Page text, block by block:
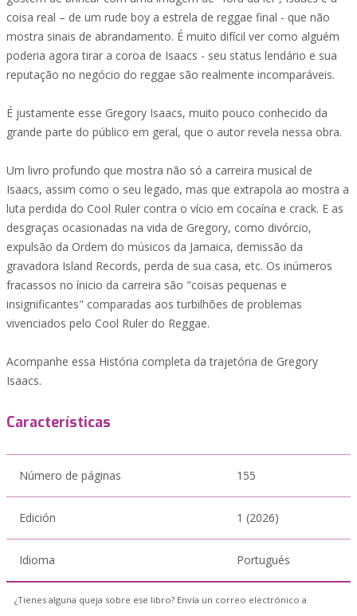
coisa real – de um rude boy a estrela de reggae final - que não
mostra sinais de abrandamento. É muito difícil ver como alguém
poderia agora tirar a coroa de Isaacs - seu status lendário e sua
reputação no negócio do reggae são realmente incomparáveis.
É justamente esse Gregory Isaacs, muito pouco conhecido da
grande parte do público em geral, que o autor revela nessa obra.
Um livro profundo que mostra não só a carreira musical de
Isaacs, assim como o seu legado, mas que extrapola ao mostra a
luta perdida do Cool Ruler contra o vício em cocaína e crack. E as
desgraças ocasionadas na vida de Gregory, como divórcio,
expulsão da Ordem do músicos da Jamaica, demissão da
gravadora Island Records, perda de sua casa, etc. Os inúmeros
fracassos no ínicio da carreira são "coisas pequenas e
insignificantes" comparadas aos turbilhões de problemas
vivenciados pelo Cool Ruler do Reggae.
Acompanhe essa História completa da trajetória de Gregory
Isaacs.
Características
Número de páginas 155
Edición 1 (2026)
Idioma Portugués
¿Tienes alguna queja sobre ese libro? Envía un correo electrónico a